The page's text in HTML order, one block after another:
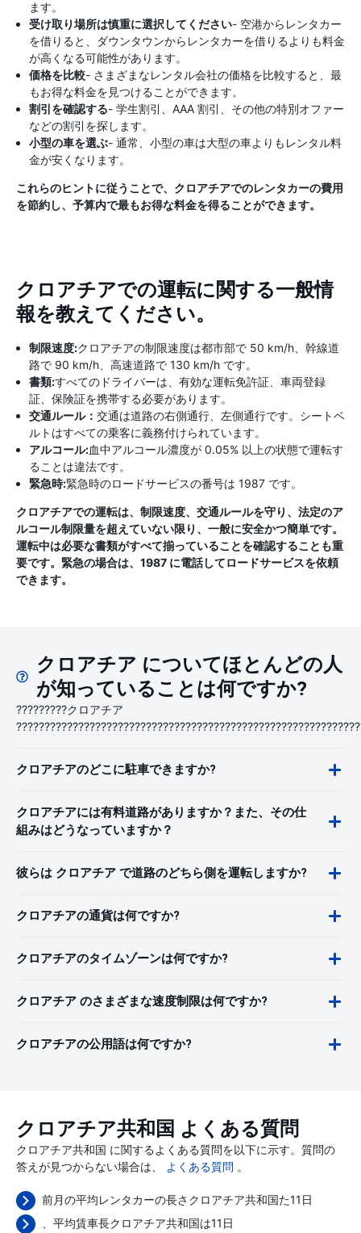
ます。
受け取り場所は慎重に選択してください- 空港からレンタカー
を借りると、ダウンタウンからレンタカーを借りるよりも料金
が高くなる可能性があります。
価格を比較- さまざまなレンタル会社の価格を比較すると、最
もお得な料金を見つけることができます。
割引を確認する- 学生割引、AAA 割引、その他の特別オファー
などの割引を探します。
小型の車を選ぶ- 通常、小型の車は大型の車よりもレンタル料
金が安くなります。
これらのヒントに従うことで、クロアチアでのレンタカーの費用
を節約し、予算内で最もお得な料金を得ることができます。
クロアチアでの運転に関する一般情
報を教えてください。
制限速度:クロアチアの制限速度は都市部で 50 km/h、幹線道
路で 90 km/h、高速道路で 130 km/h です。
書類:すべてのドライバーは、有効な運転免許証、車両登録
証、保険証を携帯する必要があります。
交通ルール： 交通は道路の右側通行、左側通行です。シートベ
ルトはすべての乗客に義務付けられています。
アルコール:血中アルコール濃度が 0.05% 以上の状態で運転す
ることは違法です。
緊急時:緊急時のロードサービスの番号は 1987 です。
クロアチアでの運転は、制限速度、交通ルールを守り、法定のア
ルコール制限量を超えていない限り、一般に安全かつ簡単です。
運転中は必要な書類がすべて揃っていることを確認することも重
要です。緊急の場合は、1987 に電話してロードサービスを依頼
できます。
クロアチア についてほとんどの人
が知っていることは何ですか?
?????????クロアチア
クロアチアのどこに駐車できますか?
クロアチアには有料道路がありますか？また、その仕
組みはどうなっていますか？
彼らは クロアチア で道路のどちら側を運転しますか?
クロアチアの通貨は何ですか?
クロアチアのタイムゾーンは何ですか?
クロアチア のさまざまな速度制限は何ですか?
クロアチアの公用語は何ですか?
クロアチア共和国 よくある質問
クロアチア共和国 に関するよくある質問を以下に示す。質問の
答えが見つからない場合は、
よくある質問 。
前月の平均レンタカーの長さクロアチア共和国た11日
、平均賃車長クロアチア共和国は11日